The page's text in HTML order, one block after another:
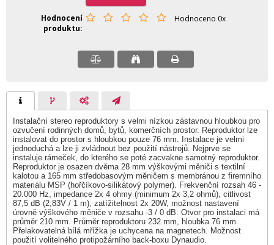
Hodnocení
produktu
Hodnoceno 0x
Instalační stereo reproduktory s velmi nízkou zástavnou hloubkou pro
ozvučení rodinných domů, bytů, komerčních prostor. Reproduktor lze
instalovat do prostor s hloubkou pouze 76 mm. Instalace je velmi
jednoduchá a lze ji zvládnout bez použití nástrojů. Nejprve se
instaluje rámeček, do kterého se poté zacvakne samotný reproduktor.
Reproduktor je osazen dvěma 28 mm výškovými měniči s textilní
kalotou a 165 mm středobasovým měničem s membránou z firemního
materiálu MSP (hořčíkovo-silikátový polymer). Frekvenční rozsah 46 -
20.000 Hz, impedance 2x 4 ohmy (minimum 2x 3,2 ohmů), citlivost
87,5 dB (2,83V / 1 m), zatížitelnost 2x 20W, možnost nastavení
úrovně výškového měniče v rozsahu -3 / 0 dB. Otvor pro instalaci má
průměr 210 mm. Průměr reproduktoru 232 mm, hloubka 76 mm.
Přelakovatelná bílá mřížka je uchycena na magnetech. Možnost
použití volitelného protipožárního back-boxu Dynaudio.